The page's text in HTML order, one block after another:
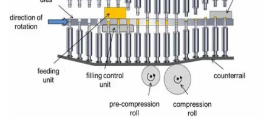
FARMACÉUTICA |
YENCHEN